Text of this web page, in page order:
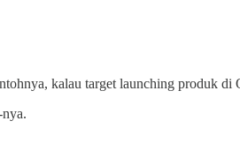
kalau target launching produk